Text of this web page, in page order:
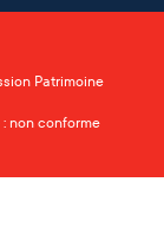
Patrimoine
non conforme